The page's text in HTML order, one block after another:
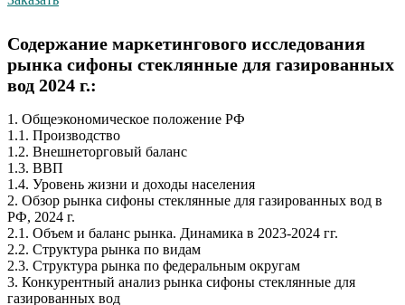
Содержание маркетингового исследования
рынка сифоны стеклянные для газированных
вод 2024 г.:
1. Общеэкономическое положение РФ
1.1. Производство
1.2. Внешнеторговый баланс
1.3. ВВП
1.4. Уровень жизни и доходы населения
2. Обзор рынка сифоны стеклянные для газированных вод в
РФ, 2024 г.
2.1. Объем и баланс рынка. Динамика в 2023-2024 гг.
2.2. Структура рынка по видам
2.3. Структура рынка по федеральным округам
3. Конкурентный анализ рынка сифоны стеклянные для
газированных вод